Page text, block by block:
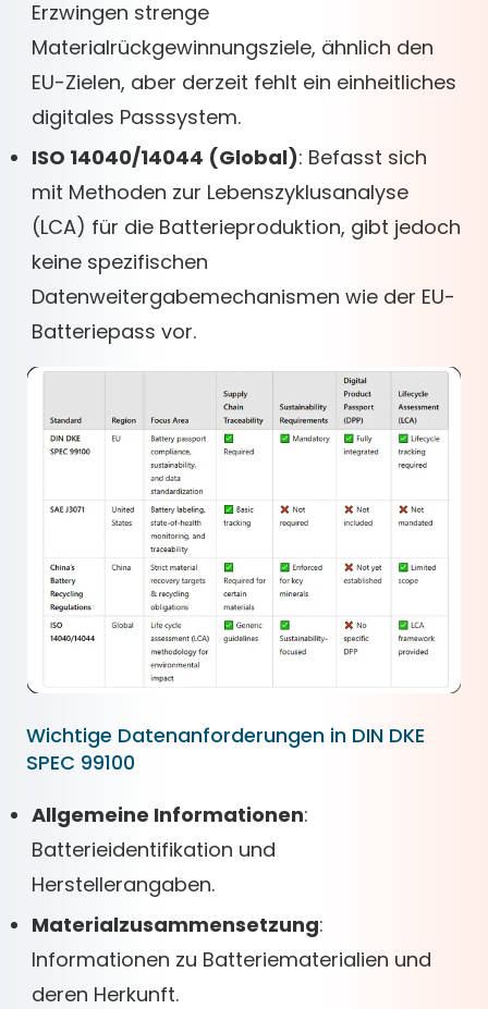
Erzwingen strenge
Materialrückgewinnungsziele, ähnlich den
EU-Zielen, aber derzeit fehlt ein einheitliches
digitales Passsystem.
ISO 14040/14044 (Global): Befasst sich
mit Methoden zur Lebenszyklusanalyse
(LCA) für die Batterieproduktion, gibt jedoch
keine spezifischen
Datenweitergabemechanismen wie der EU-
Batteriepass vor.
Wichtige Datenanforderungen in DIN DKE
SPEC 99100
Allgemeine Informationen:
Batterieidentifikation und
Herstellerangaben.
Materialzusammensetzung:
Informationen zu Batteriematerialien und
deren Herkunft.